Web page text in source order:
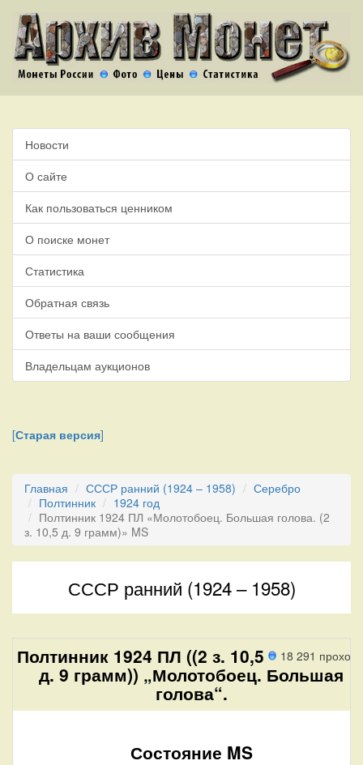
Новости
О сайте
Как пользоваться ценником
О поиске монет
Статистика
Обратная связь
Ответы на ваши сообщения
Владельцам аукционов
[Старая версия]
Главная СССР ранний (1924 – 1958)
Серебро
Полтинник
1924 год
Полтинник 1924 ПЛ «Молотобоец. Большая голова. (2
з. 10,5 д. 9 грамм)» MS
СССР ранний (1924 – 1958)
18 291
Полтинник 1924 ПЛ ((2 з. 10,5
д. 9 грамм)) „Молотобоец. Большая
голова“.
Состояние MS